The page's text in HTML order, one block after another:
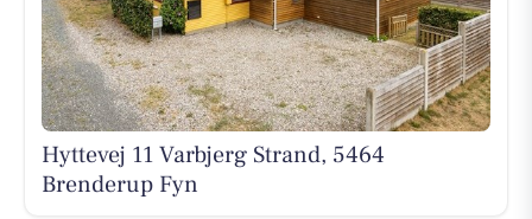
Hyttevej 11 Varbjerg Strand, 5464
Brenderup Fyn